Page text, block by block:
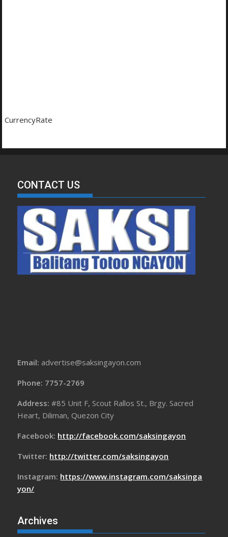
CurrencyRate
CONTACT US
Email: advertise@saksingayon.com
Phone: 7757-2769
Address:#85 Unit F, Scout Rallos St., Brgy. Sacred
Heart, Diliman, Quezon City
Facebook: http://facebook.com/saksingayon
Twitter: http://twitter.com/saksingayon
Instagram: https://www.instagram.com/saksinga
yon/
Archives